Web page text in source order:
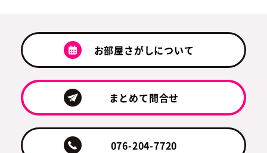
お部屋さがしについて
まとめて問合せ
076-204-7720